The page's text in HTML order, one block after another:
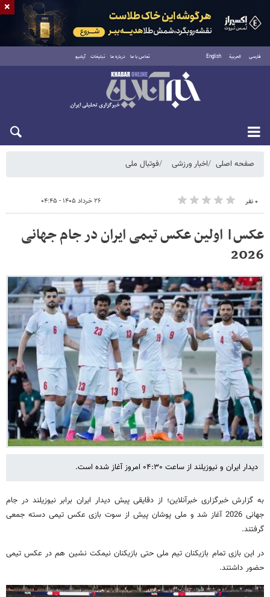
فارسی العربية English تماس با ما درباره ما تبلیغات آرشیو
جمعه ۱۶ مرداد ۱۴۰۵
صفحه اصلی اخبار ورزشی فوتبال ملی
۰ نفر ۲۶ خرداد ۱۴۰۵ - ۰۴:۴۵
عکس| اولین عکس تیمی ایران در جام جهانی
2026
دیدار ایران و نیوزیلند از ساعت ۰۴:۳۰ امروز آغاز شده است.
به گزارش خبرگزاری خبرآنلاین؛ از دقایقی پیش دیدار ایران برابر نیوزیلند در جام
جهانی 2026 آغاز شد و ملی پوشان پیش از سوت بازی عکس تیمی دسته جمعی
گرفتند.
در این بازی تمام بازیکنان تیم ملی حتی بازیکنان نیمکت نشین هم در عکس تیمی
حضور داشتند.
×